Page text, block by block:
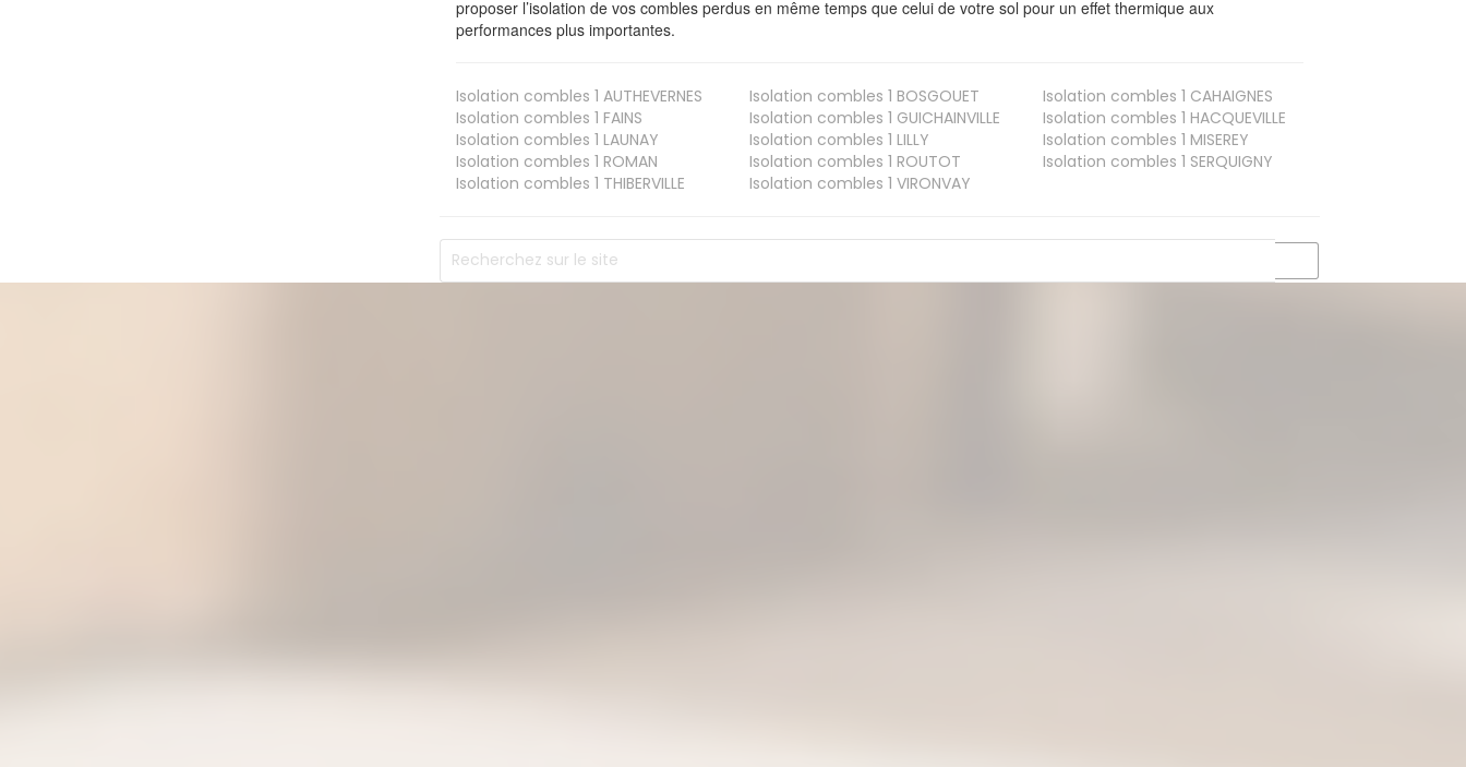
proposer l’isolation de vos combles perdus en même temps que celui de votre sol pour un effet thermique aux
performances plus importantes.
Isolation combles 1 AUTHEVERNES Isolation combles 1 BOSGOUET Isolation combles 1 CAHAIGNES
Isolation combles 1 FAINS Isolation combles 1 GUICHAINVILLE Isolation combles 1 HACQUEVILLE
Isolation combles 1 LAUNAY Isolation combles 1 LILLY Isolation combles 1 MISEREY
Isolation combles 1 ROMAN Isolation combles 1 ROUTOT Isolation combles 1 SERQUIGNY
Isolation combles 1 THIBERVILLE Isolation combles 1 VIRONVAY